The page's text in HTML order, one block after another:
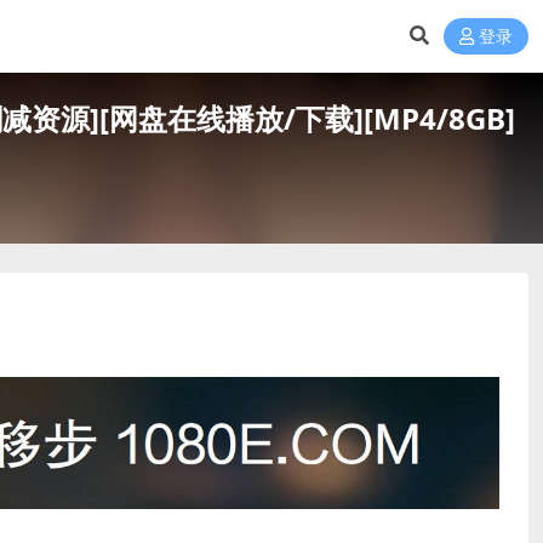
登录
资源][网盘在线播放/下载][MP4/8GB]